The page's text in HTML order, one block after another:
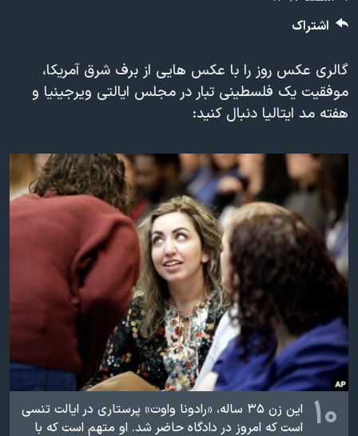
اصلی
جهش
جستجوویژه برنامه‌ها
ویدیوها
حقوق شهروندی
اقتصادی
علم و فناوری
اسرائیل در جنگ
گالری عکس
آرشیو پخش زنده
۲۵۰سالگی آمریکا
بایگانی برنامه‌های تلویزیونی
انتخابات ریاست جمهوری آمریکا ۲۰۲۴
حمله جمهوری اسلامی به اسرائیل
رمز مهسا
ورزش زنان در ایران
اعتراضات زن، زندگی، آزادی
مجموعه مستندهای دادخواهی
تریبونال مردمی آبان ۹۸
دادگاه حمید نوری
چهل سال گروگان‌گیری
قانون شفافیت دارائی کادر رهبری ایران
فرکانس‌های صدای آمریکا
یادگیری زبان انگلیسی
زبانهای مختلف
گالری عکس روز را با عکس هایی از برف شرق آمریکا،
موفقیت یک فلسطینی تبار در مجلس ایالتی ویرجینیا و
هفته مد ایتالیا دنبال کنید:
۱۰
این زن ۳۵ ساله، «رادونا واوت» پرستاری در ایالت تنسی
است که امروز در دادگاه حاضر شد. او متهم است که با
اشتراک